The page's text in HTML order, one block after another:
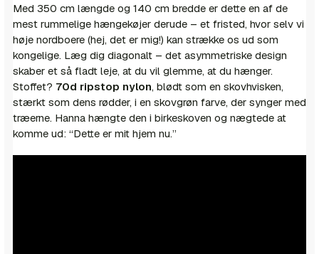
Med 350 cm længde og 140 cm bredde er dette en af de
mest rummelige hængekøjer derude – et fristed, hvor selv vi
høje nordboere (hej, det er mig!) kan strække os ud som
kongelige. Læg dig diagonalt – det asymmetriske design
skaber et så fladt leje, at du vil glemme, at du hænger.
Stoffet? 70d ripstop nylon, blødt som en skovhvisken,
stærkt som dens rødder, i en skovgrøn farve, der synger med
træerne. Hanna hængte den i birkeskoven og nægtede at
komme ud: “Dette er mit hjem nu.”